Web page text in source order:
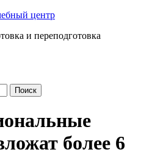
центр
и переподготовка
более 6